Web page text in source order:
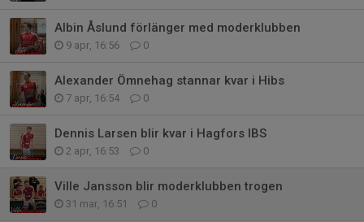
Albin Åslund förlänger med moderklubben
9 apr, 16:56 0
Alexander Ömnehag stannar kvar i Hibs
7 apr, 16:54 0
Dennis Larsen blir kvar i Hagfors IBS
2 apr, 16:53 0
Ville Jansson blir moderklubben trogen
31 mar, 16:51 0